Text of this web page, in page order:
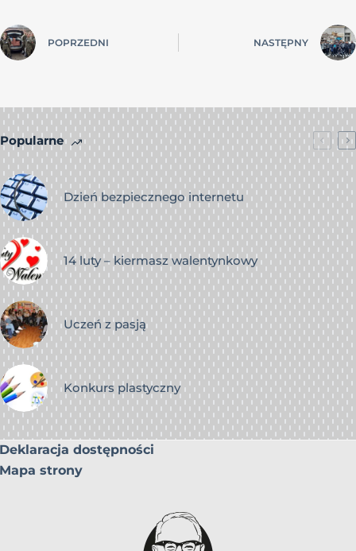
POPRZEDNI NASTĘPNY
Popularne
Dzień bezpiecznego internetu
14 luty – kiermasz walentynkowy
Uczeń z pasją
Konkurs plastyczny
Deklaracja dostępności
Mapa strony